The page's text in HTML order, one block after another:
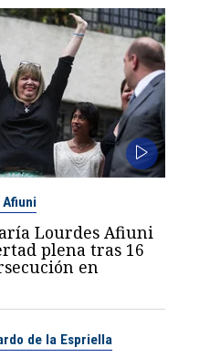
Lourdes Afiuni
plena tras 16
en
de la Espriella